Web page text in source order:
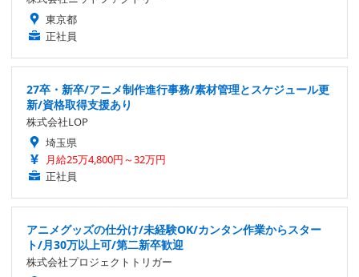
東京都
正社員
27卒・新卒/アニメ制作進行事務/素材管理とスケジュール更
新/資格取得支援あり
株式会社LOP
埼玉県
月給25万4,800円～32万円
正社員
アニメグッズの仕分け/未経験OK/カンタン作業からスター
ト/月30万以上可/第二新卒歓迎
株式会社プロジェクトトリガー